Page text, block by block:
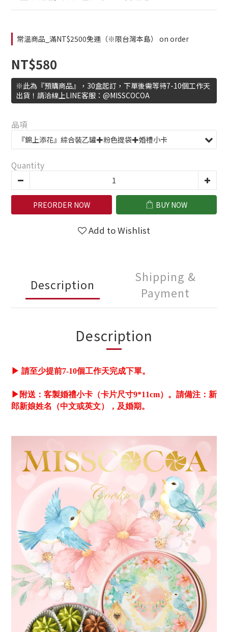
常溫商品_滿NT$2500免運（※限台灣本島） on order
NT$580
※此為『預購商品』，30盒起訂，下單後需等待7-10個工作天
出貨！請洽線上LINE客服：@MISSCOCOA
品項
Quantity
PREORDER NOW BUY NOW
Add to Wishlist
Description
Shipping &
Payment
Description
▶ 請至少提前7-10個工作天完成下單。
▶ 附送：客製婚禮小卡（卡片尺寸9*11cm）。 請備注：新
郎新娘姓名（中文或英文），及婚期。